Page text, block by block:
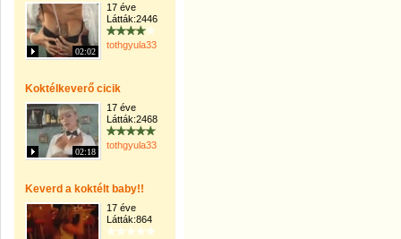
02:02
17 éve
Látták:2446
tothgyula33
Koktélkeverő cicik
02:18
17 éve
Látták:2468
tothgyula33
Keverd a koktélt baby!!
17 éve
Látták:864